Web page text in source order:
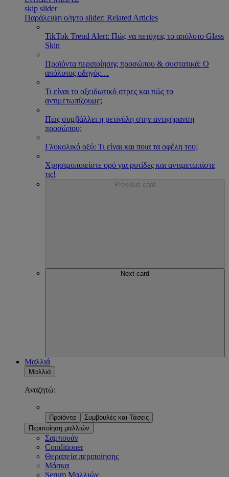
skip slider
Παράλειψη ο/η/το slider: Related Articles
TikTok Trend Alert: Πώς να πετύχεις το απόλυτο Glass
Skin
Προϊόντα περιποίησης προσώπου & συστατικά: Ο
απόλυτος οδηγός…
Τι είναι το οξειδωτικό στρες και πώς το
αντιμετωπίζουμε;
Πώς συμβάλλει η ρετινόλη στην αντιγήρανση
προσώπου;
Γλυκολικό οξύ: Τι είναι και ποια τα οφέλη του;
Χρησιμοποιείστε ορό για ρυτίδες και αντιμετωπίστε
τις!
Previous card
Next card
Μαλλιά
Μαλλιά
Αναζητώ:
Προϊόντα
Συμβουλές και Τάσεις
Περιποίηση μαλλιών
Σαμπουάν
Conditioner
Θεραπεία περιποίησης
Μάσκα
Serum Μαλλιών